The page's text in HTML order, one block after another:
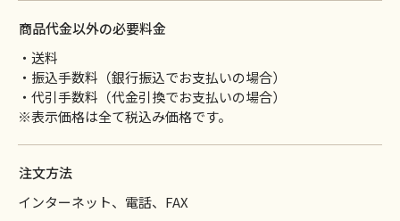
商品代金以外の必要料金
・送料
・振込手数料（銀行振込でお支払いの場合）
・代引手数料（代金引換でお支払いの場合）
※表示価格は全て税込み価格です。
注文方法
インターネット、電話、FAX